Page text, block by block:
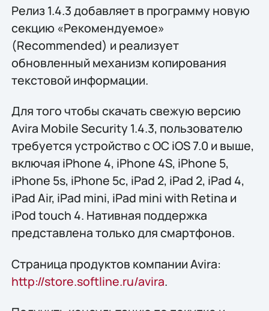
Релиз 1.4.3 добавляет в программу новую
секцию «Рекомендуемое»
(Recommended) и реализует
обновленный механизм копирования
текстовой информации.
Для того чтобы скачать свежую версию
Avira Mobile Security 1.4.3, пользователю
требуется устройство с ОС iOS 7.0 и выше,
включая iPhone 4, iPhone 4S, iPhone 5,
iPhone 5s, iPhone 5c, iPad 2, iPad 2, iPad 4,
iPad Air, iPad mini, iPad mini with Retina и
iPod touch 4. Нативная поддержка
представлена только для смартфонов.
Страница продуктов компании Avira:
http://store.softline.ru/avira.